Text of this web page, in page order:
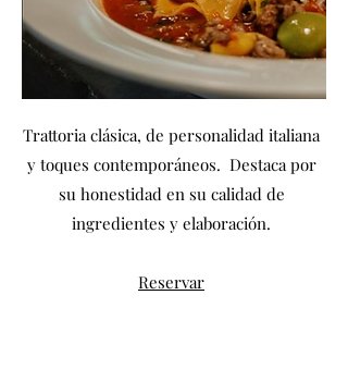
Trattoria clásica, de personalidad italiana
y toques contemporáneos. Destaca por
su honestidad en su calidad de
ingredientes y elaboración.
Reservar